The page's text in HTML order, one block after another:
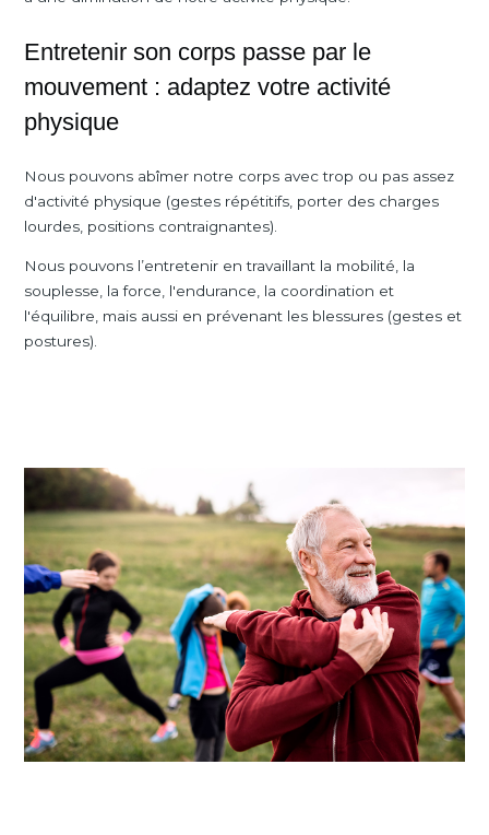
Entretenir son corps passe par le
mouvement : adaptez votre activité
physique
Nous pouvons abîmer notre corps avec trop ou pas assez
d'activité physique (gestes répétitifs, porter des charges
lourdes, positions contraignantes).
Nous pouvons l’entretenir en travaillant la mobilité, la
souplesse, la force, l'endurance, la coordination et
l'équilibre, mais aussi en prévenant les blessures (gestes et
postures).